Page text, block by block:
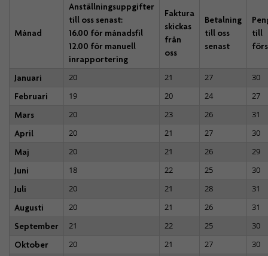
Månad
Anställningsuppgifter
till oss senast:
16.00 för månadsfil
12.00 för manuell
inrapportering
Faktura
skickas
från
oss
Betalning
till oss
senast
till
Januari 20 21 27
30
Februari
19 20 24
27
Mars
20 23 26
31
April
20 21 27
30
Maj
20 21 26
29
Juni
18 22 25
30
Juli
20 21 28
31
Augusti
20 21 26
31
September
21 22 25
30
Oktober
20 21 27
30